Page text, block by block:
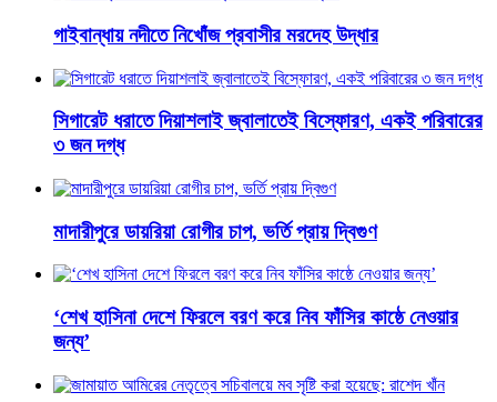
গাইবান্ধায় নদীতে নিখোঁজ প্রবাসীর মরদেহ উদ্ধার
সিগারেট ধরাতে দিয়াশলাই জ্বালাতেই বিস্ফোরণ, একই পরিবারের
৩ জন দগ্ধ
মাদারীপুরে ডায়রিয়া রোগীর চাপ, ভর্তি প্রায় দ্বিগুণ
‘শেখ হাসিনা দেশে ফিরলে বরণ করে নিব ফাঁসির কাষ্ঠে নেওয়ার
জন্য’